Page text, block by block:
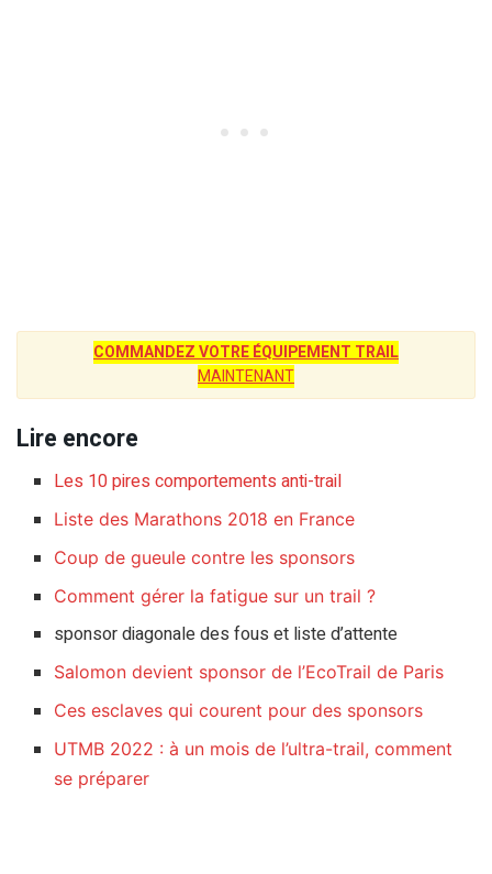
COMMANDEZ VOTRE ÉQUIPEMENT TRAIL
MAINTENANT
Lire encore
Les 10 pires comportements anti-trail
Liste des Marathons 2018 en France
Coup de gueule contre les sponsors
Comment gérer la fatigue sur un trail ?
sponsor diagonale des fous et liste d’attente
Salomon devient sponsor de l’EcoTrail de Paris
Ces esclaves qui courent pour des sponsors
UTMB 2022 : à un mois de l’ultra-trail, comment
se préparer